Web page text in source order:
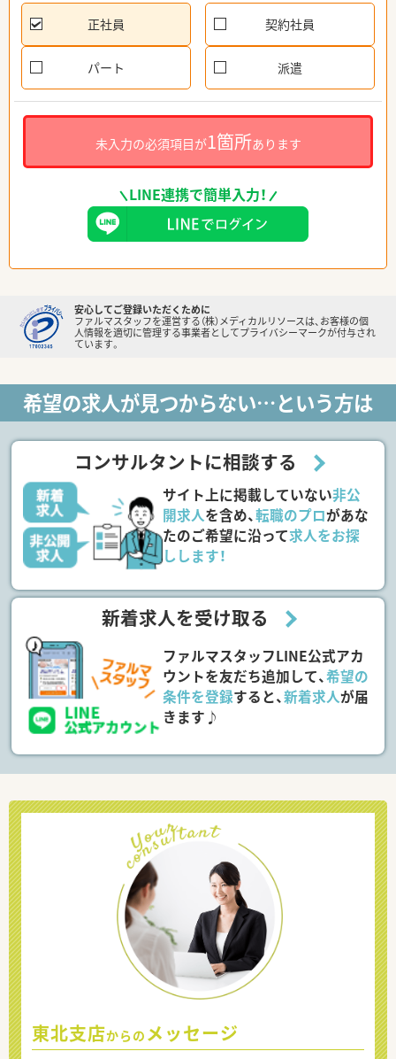
正社員 契約社員
パート 派遣
未入力の必須項目が1箇所あります
LINE連携で簡単入力！
安心してご登録いただくために
ファルマスタッフを運営する（株）メディカルリソースは、お客様の個
人情報を適切に管理する事業者としてプライバシーマークが付与され
ています。
希望の求人が見つからない…という方は
コンサルタントに相談する
サイト上に掲載していない非公
開求人を含め、転職のプロがあな
たのご希望に沿って求人をお探
しします！
新着求人を受け取る
ファルマスタッフLINE公式アカ
ウントを友だち追加して、希望の
条件を登録すると、新着求人が届
きます♪
東北支店からの メッセージ